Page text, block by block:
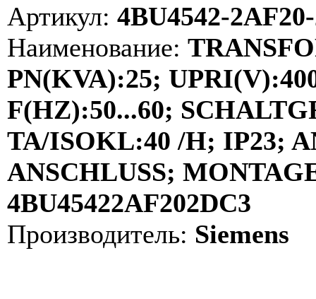
Артикул: 4BU4542-
Наименование:
PN(KVA):25;
F(HZ):50...60;
TA/ISOKL:40 /H; IP23;
ANSCHLUSS;
4BU45422AF202DC3
Производитель: Siemens